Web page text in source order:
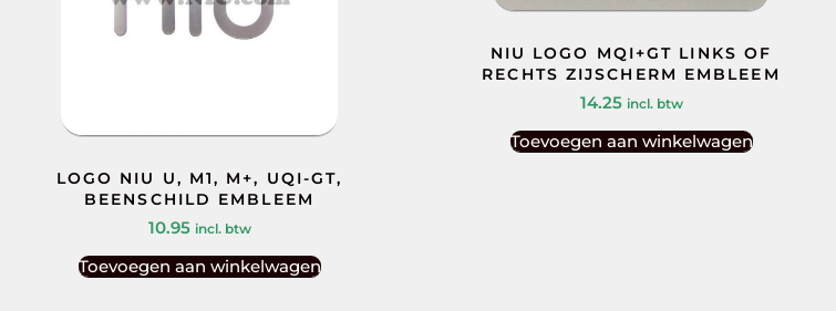
LOGO NIU U, M1, M+, UQI-GT,
BEENSCHILD EMBLEEM
10.95 incl. btw
Toevoegen aan winkelwagen
NIU LOGO MQI+GT LINKS OF
RECHTS ZIJSCHERM EMBLEEM
14.25 incl. btw
Toevoegen aan winkelwagen